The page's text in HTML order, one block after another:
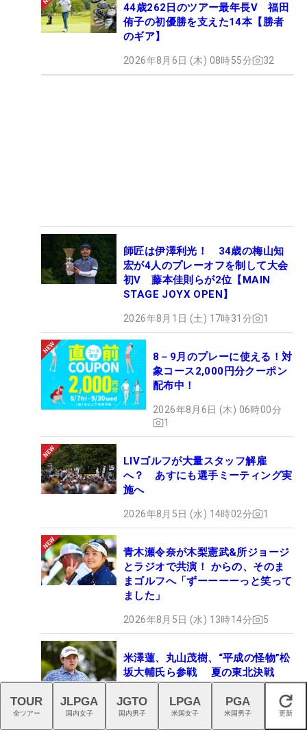
44歳262日のツアー最年長V 福田
侑子の初優勝を支えた14本【勝者
のギア】
2026年8月6日 (木) 08時55分 32
師匠は伊澤利光！ 34歳の梅山知
宏が4人のプレーオフを制して大会
初V 藤本佳則らが2位【MAIN
STAGE JOYX OPEN】
2026年8月1日 (土) 17時31分 1
8－9月のプレーに使える！対
象コース2,000円分クーポン
配布中！
2026年8月6日 (木) 06時00分
1
LIVゴルフが大量スタッフ解雇
へ？ あすにも選手ミーティング実
施へ
2026年8月5日 (水) 14時02分 1
青木瀬令奈が木梨憲武&所ジョージ
とラジオで共演！ からの、そのま
まゴルフへ「ずーーーーっと笑って
ました」
2026年8月5日 (水) 13時14分 5
米澤蓮、丸山茂樹、“平成の怪物”松
坂大輔氏ら参戦 夏の東北決戦
「岩手県オープン」が8日開幕
2026年8月5日 (水) 11時30分
閉じる
TOUR
全ツアー
JLPGA
国内女子
JGTO
国内男子
LPGA
米国女子
PGA
米国男子 更新